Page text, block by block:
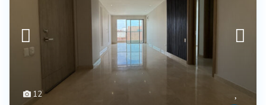
12